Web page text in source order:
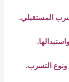
المستقبلي.
ونوع التسرب.